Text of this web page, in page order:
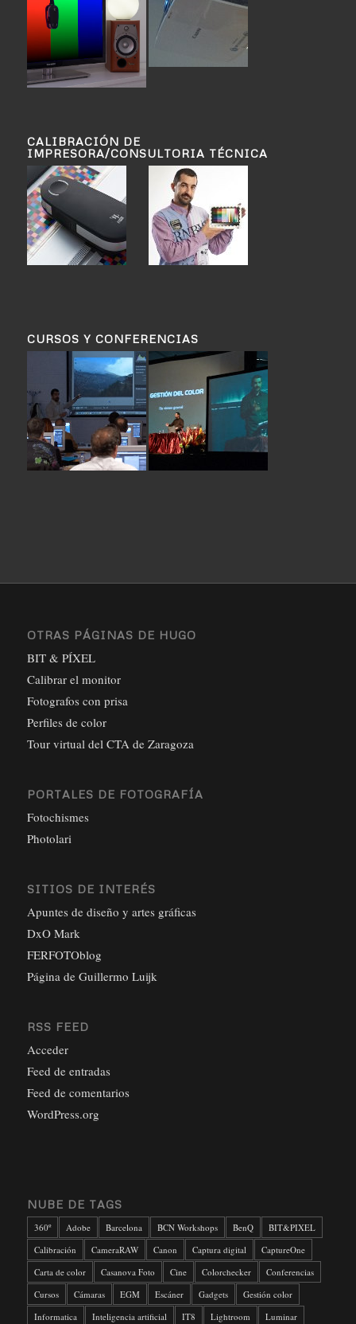
CALIBRACIÓN DE
IMPRESORA/CONSULTORIA TÉCNICA
CURSOS Y CONFERENCIAS
OTRAS PÁGINAS DE HUGO
BIT & PÍXEL
Calibrar el monitor
Fotografos con prisa
Perfiles de color
Tour virtual del CTA de Zaragoza
PORTALES DE FOTOGRAFÍA
Fotochismes
Photolari
SITIOS DE INTERÉS
Apuntes de diseño y artes gráficas
DxO Mark
FERFOTOblog
Página de Guillermo Luijk
RSS FEED
Acceder
Feed de entradas
Feed de comentarios
WordPress.org
NUBE DE TAGS
360º Adobe Barcelona BCN Workshops BenQ
BIT&PIXEL
Calibración
CameraRAW Canon Captura digital
CaptureOne
Carta de color
Casanova Foto Cine Colorchecker
Conferencias
Cursos
Cámaras EGM Escáner Gadgets
Gestión color
Informatica
Inteligencia artificial IT8 Lightroom
Luminar